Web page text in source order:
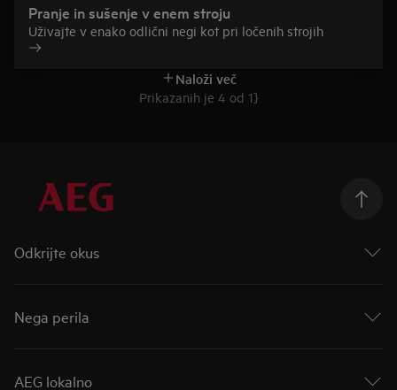
Pranje in sušenje v enem stroju
Uživajte v enako odlični negi kot pri ločenih strojih
Prikazanih je 4 od 1}
Naloži več
Odkrijte okus
Odpeljite okus dlje
Linija Mastery
Hlajenje
Nega perila
Nova linija za nego perila
AEG lokalno